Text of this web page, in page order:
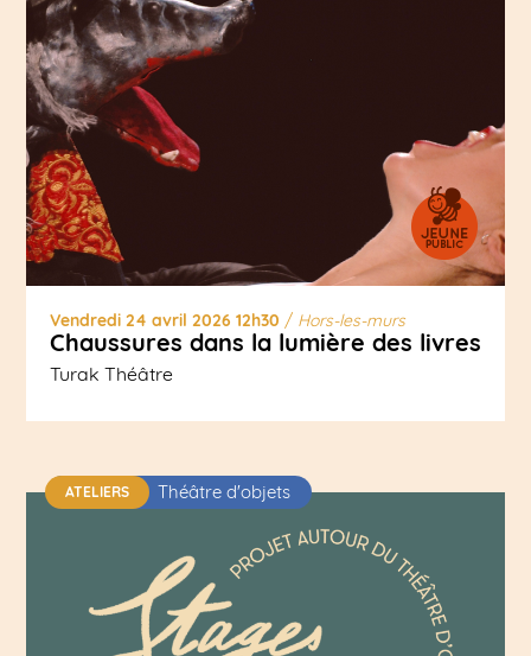
Vendredi 24 avril 2026 12h30 / Hors-les-murs
Chaussures dans la lumière des livres
Turak Théâtre
ATELIERS Théâtre d'objets